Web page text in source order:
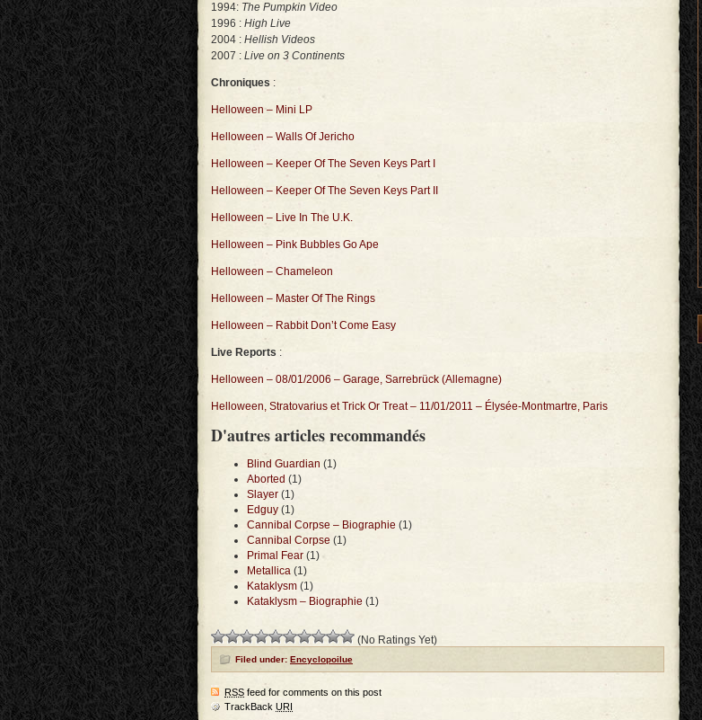
1994: The Pumpkin Video
1996 : High Live
2004 : Hellish Videos
2007 : Live on 3 Continents
Chroniques :
Helloween – Mini LP
Helloween – Walls Of Jericho
Helloween – Keeper Of The Seven Keys Part I
Helloween – Keeper Of The Seven Keys Part II
Helloween – Live In The U.K.
Helloween – Pink Bubbles Go Ape
Helloween – Chameleon
Helloween – Master Of The Rings
Helloween – Rabbit Don’t Come Easy
Live Reports :
Helloween – 08/01/2006 – Garage, Sarrebrück (Allemagne)
Helloween, Stratovarius et Trick Or Treat – 11/01/2011 – Élysée-Montmartre, Paris
D'autres articles recommandés
Blind Guardian (1)
Aborted (1)
Slayer (1)
Edguy (1)
Cannibal Corpse – Biographie (1)
Cannibal Corpse (1)
Primal Fear (1)
Metallica (1)
Kataklysm (1)
Kataklysm – Biographie (1)
(No Ratings Yet)
Filed under: Encyclopoilue
RSS feed for comments on this post
TrackBack URI